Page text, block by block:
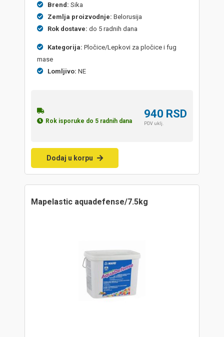
Brend: Sika
Zemlja proizvodnje: Belorusija
Rok dostave: do 5 radnih dana
Kategorija: Pločice/Lepkovi za pločice i fug
mase
Lomljivo: NE
Rok isporuke do 5 radnih dana
940 RSD
PDV uklj.
Dodaj u korpu
mapelastic aquadefense/7.5kg